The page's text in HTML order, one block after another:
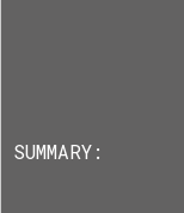
SUMMARY: